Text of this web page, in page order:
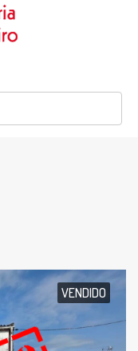
VENDIDO